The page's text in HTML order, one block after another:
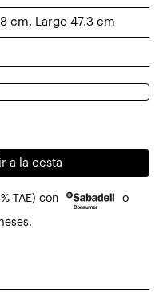
cm, Largo 47.3 cm
a la cesta
TAE) con o